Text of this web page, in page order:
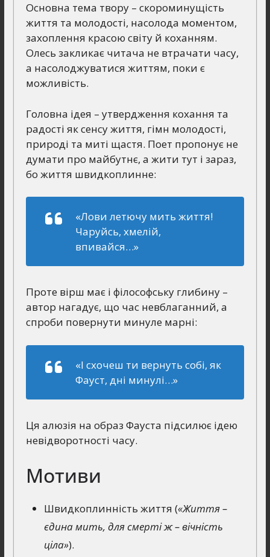
Основна тема твору – скороминущість
життя та молодості, насолода моментом,
захоплення красою світу й коханням.
Олесь закликає читача не втрачати часу,
а насолоджуватися життям, поки є
можливість.
Головна ідея – утвердження кохання та
радості як сенсу життя, гімн молодості,
природі та миті щастя. Поет пропонує не
думати про майбутнє, а жити тут і зараз,
бо життя швидкоплинне:
«Лови летючу мить життя!
Чаруйсь, хмелій,
впивайся…»
Проте вірш має і філософську глибину –
автор нагадує, що час невблаганний, а
спроби повернути минуле марні:
«І схочеш ти вернуть собі, як
Фауст, дні минулі…»
Ця алюзія на образ Фауста підсилює ідею
невідворотності часу.
Мотиви
Швидкоплинність життя («Життя –
єдина мить, для смерті ж – вічність
ціла»).